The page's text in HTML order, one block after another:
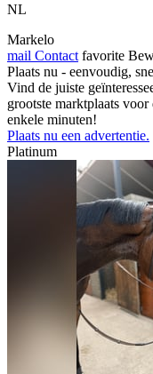
NL
Markelo
mail Contact favorite
Plaats nu - eenvoudig,
Vind de juiste
grootste marktplaats
enkele minuten!
Plaats nu een advertentie.
Platinum